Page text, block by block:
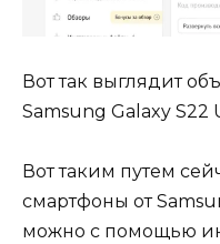
Вот так выглядит
Samsung Galaxy S22
Вот таким путем
смартфоны от
можно с помощью